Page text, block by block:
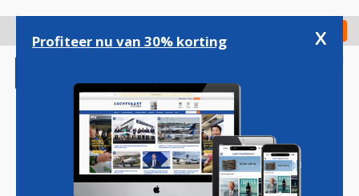
gaan
Check in
Magazine Podcasts Vacatures
Profiteer nu van 30% korting x